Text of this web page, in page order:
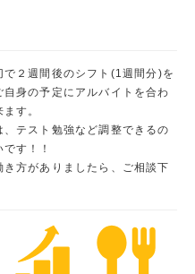
で２週間後のシフト(1週間分)を
自身の予定にアルバイトを合わ
す。
、テスト勉強など調整できるの
す！！
き方がありましたら、ご相談下